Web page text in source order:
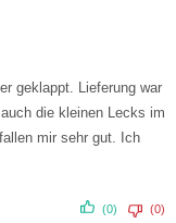
geklappt. Lieferung war
die kleinen Lecks im
mir sehr gut. Ich
(0) (0)